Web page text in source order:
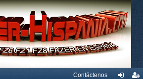
Contáctenos